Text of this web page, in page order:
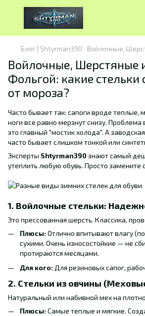
Блог | Shtyrman390 Войлочные,
Войлочные, Шерстяные
Фольгой: какие стельки
от мороза?
Часто бывает так: сапоги вроде теплые,
ноги все равно мерзнут снизу.
это главный "мостик холода". А
часто бывает слишком тонкой или
Эксперты Shtyrman390знают самый
утеплить любую обувь. Просто замените
1. Войлочные стельки:
Это прессованная шерсть. Классика,
Плюсы:Отлично впитывают влагу
сухими. Очень износостойкие — не
протираются месяцами.
Для кого: Для резиновых сапог,
2. Стельки из овчины
Натуральный или набивной мех на
Плюсы:Самые теплые и мягкие.